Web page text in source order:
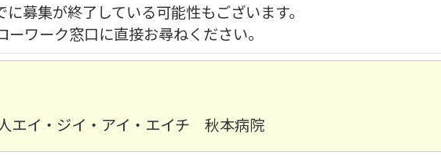
募集が終了している可能性もございます。
ワーク窓口に直接お尋ねください。
エイ・ジイ・アイ・エイチ 秋本病院